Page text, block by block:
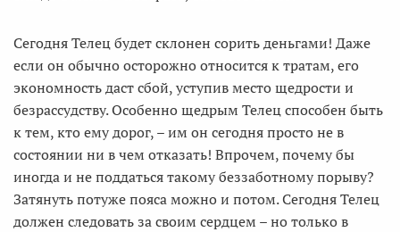
Сегодня Телец будет склонен сорить деньгами! Даже
если он обычно осторожно относится к тратам, его
экономность даст сбой, уступив место щедрости и
безрассудству. Особенно щедрым Телец способен быть
к тем, кто ему дорог, – им он сегодня просто не в
состоянии ни в чем отказать! Впрочем, почему бы
иногда и не поддаться такому беззаботному порыву?
Затянуть потуже пояса можно и потом. Сегодня Телец
должен следовать за своим сердцем – но только в